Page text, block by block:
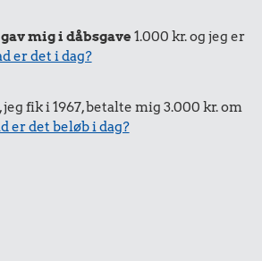
33 kr.
oksekød
mig i dåbsgave1.000 kr. og jeg er
er det i dag?
, jeg fik i 1967, betalte mig 3.000 kr. om
er det beløb i dag?